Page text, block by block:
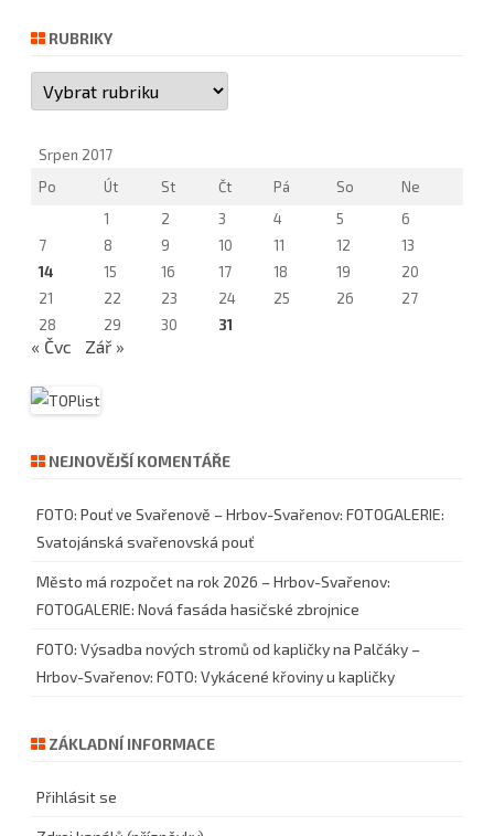
r
RUBRIKY
Rubriky
Srpen 2017
Po
Út St Čt Pá So
Ne
1
2 3 4 5
6
7
8 9 10 11 12
13
14
15 16 17 18 19
20
21
22 23 24 25 26
27
28
29 30 31
« Čvc Zář »
NEJNOVĚJŠÍ KOMENTÁŘE
FOTO: Pouť ve Svařenově – Hrbov-Svařenov: FOTOGALERIE:
Svatojánská svařenovská pouť
Město má rozpočet na rok 2026 – Hrbov-Svařenov:
FOTOGALERIE: Nová fasáda hasičské zbrojnice
FOTO: Výsadba nových stromů od kapličky na Palčáky –
Hrbov-Svařenov: FOTO: Vykácené křoviny u kapličky
ZÁKLADNÍ INFORMACE
Přihlásit se